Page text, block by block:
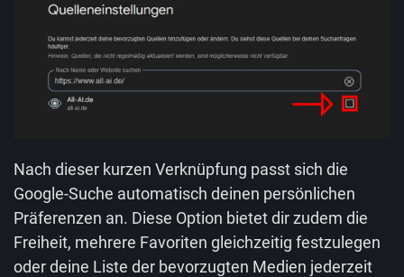
Nach dieser kurzen Verknüpfung passt sich die
Google-Suche automatisch deinen persönlichen
Präferenzen an. Diese Option bietet dir zudem die
Freiheit, mehrere Favoriten gleichzeitig festzulegen
oder deine Liste der bevorzugten Medien jederzeit